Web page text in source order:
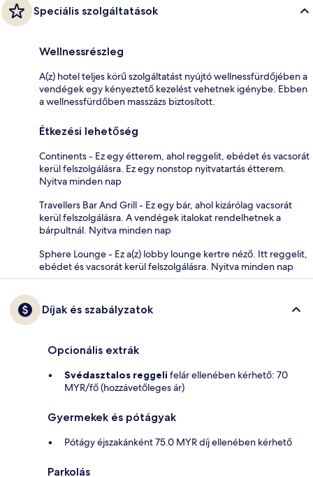
Speciális szolgáltatások
Wellnessrészleg
A(z) hotel teljes körű szolgáltatást nyújtó wellnessfürdőjében a
vendégek egy kényeztető kezelést vehetnek igénybe. Ebben
a wellnessfürdőben masszázs biztosított.
Étkezési lehetőség
Continents - Ez egy étterem, ahol reggelit, ebédet és vacsorát
kerül felszolgálásra. Ez egy nonstop nyitvatartás étterem.
Nyitva minden nap
Travellers Bar And Grill - Ez egy bár, ahol kizárólag vacsorát
kerül felszolgálásra. A vendégek italokat rendelhetnek a
bárpultnál. Nyitva minden nap
Sphere Lounge - Ez a(z) lobby lounge kertre néző. Itt reggelit,
ebédet és vacsorát kerül felszolgálásra. Nyitva minden nap
Díjak és szabályzatok
Opcionális extrák
Svédasztalos reggeli felár ellenében kérhető: 70
MYR/fő (hozzávetőleges ár)
Gyermekek és pótágyak
Pótágy éjszakánként 75.0 MYR díj ellenében kérhető
Parkolás